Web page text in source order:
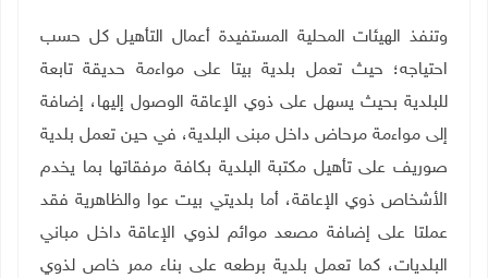
وتنفذ الهيئات المحلية المستفيدة أعمال التأهيل كل حسب
احتياجه؛ حيث تعمل بلدية بيتا على مواءمة حديقة تابعة
للبلدية بحيث يسهل على ذوي الإعاقة الوصول إليها، إضافة
إلى مواءمة مرحاض داخل مبنى البلدية، في حين تعمل بلدية
صوريف على تأهيل مكتبة البلدية بكافة مرفقاتها بما يخدم
الأشخاص ذوي الإعاقة، أما بلديتي بيت عوا والظاهرية فقد
عملتا على إضافة مصعد موائم لذوي الإعاقة داخل مباني
البلديات، كما تعمل بلدية برطعه على بناء ممر خاص لذوي